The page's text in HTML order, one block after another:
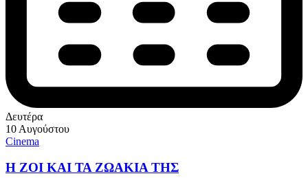
Δευτέρα
10 Αυγούστου
Cinema
Η ΖΟΙ ΚΑΙ ΤΑ ΖΩΑΚΙΑ ΤΗΣ